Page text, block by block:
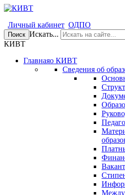
Личный кабинет ОДПО
Поиск Искать...
КИВТ
Главнаяо КИВТ
Сведения об